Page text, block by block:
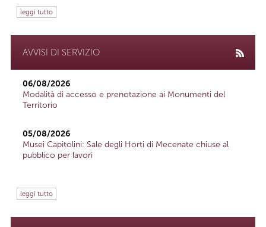
leggi tutto
AVVISI DI SERVIZIO
06/08/2026
Modalità di accesso e prenotazione ai Monumenti del
Territorio
05/08/2026
Musei Capitolini: Sale degli Horti di Mecenate chiuse al
pubblico per lavori
leggi tutto